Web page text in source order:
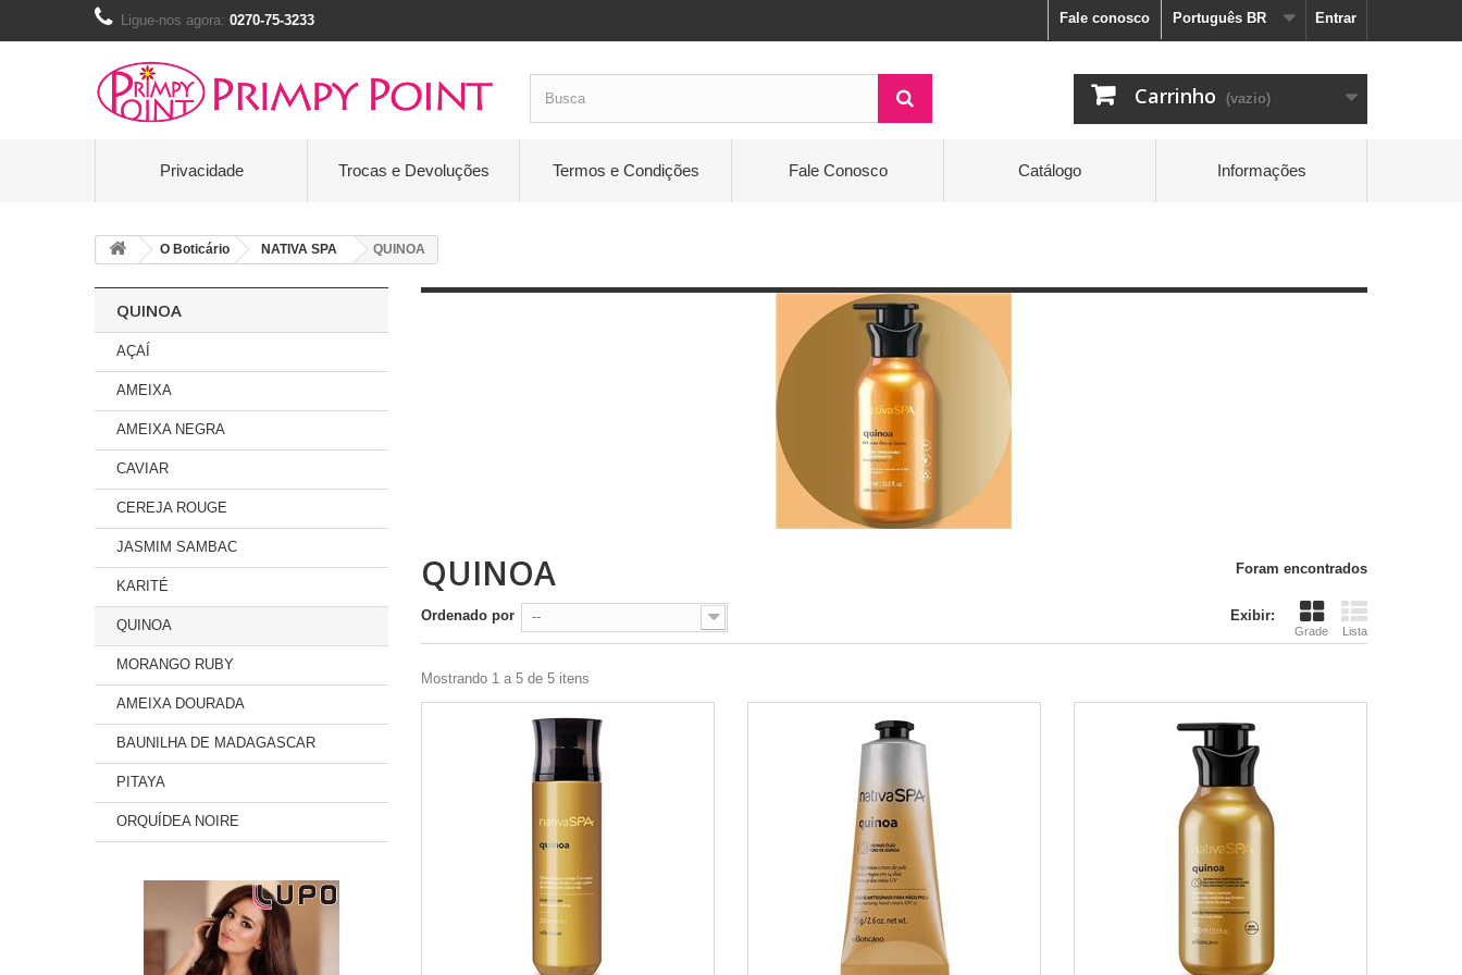
Entrar
Português BR
Fale conosco
Ligue-nos agora: 0270-75-3233
Carrinho (vazio)
Privacidade Trocas e Devoluções Termos e Condições Fale Conosco Catálogo Informações
O Boticário NATIVA SPA QUINOA
QUINOA
AÇAÍ
AMEIXA
AMEIXA NEGRA
CAVIAR
CEREJA ROUGE
JASMIM SAMBAC
KARITÉ
QUINOA
MORANGO RUBY
AMEIXA DOURADA
BAUNILHA DE MADAGASCAR
PITAYA
ORQUÍDEA NOIRE
QUINOA Foram encontrados
Exibir:
Grade Lista
Ordenado por --
Mostrando 1 a 5 de 5 itens